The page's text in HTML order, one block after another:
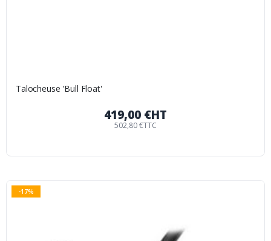
Talocheuse 'Bull Float'
419,00 €HT
502,80 €TTC
-17%